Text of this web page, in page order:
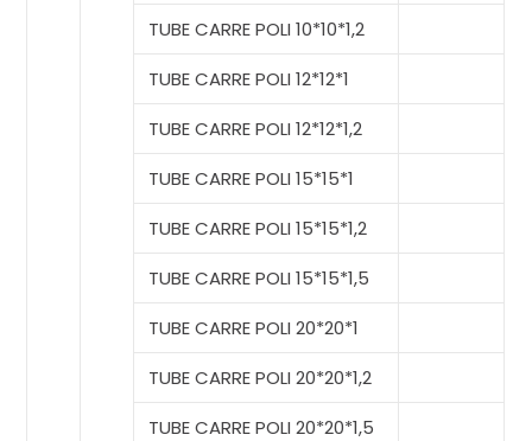
TUBE CARRE POLI 10*10*1,2
TUBE CARRE POLI 12*12*1
TUBE CARRE POLI 12*12*1,2
TUBE CARRE POLI 15*15*1
TUBE CARRE POLI 15*15*1,2
TUBE CARRE POLI 15*15*1,5
TUBE CARRE POLI 20*20*1
TUBE CARRE POLI 20*20*1,2
TUBE CARRE POLI 20*20*1,5